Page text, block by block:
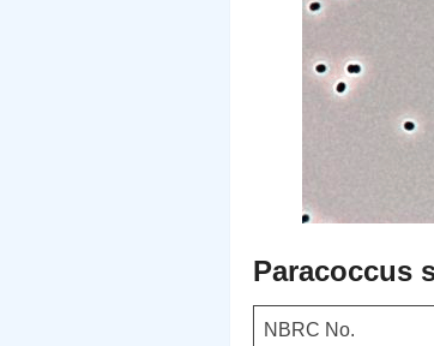
Paracoccus
NBRC No.